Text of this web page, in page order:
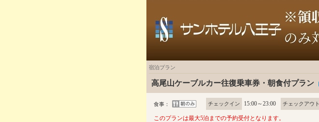
宿泊プラン
高尾山ケーブルカー往復乗車券・朝食付プラン
食事： チェックイン 15:00～23:00 チェックアウト
このプランは最大5泊までの予約受付となります。